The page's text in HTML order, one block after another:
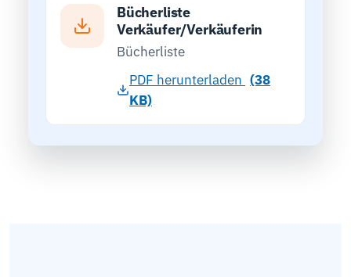
Bücherliste
Verkäufer/Verkäuferin
Bücherliste
PDF herunterladen (38
KB)